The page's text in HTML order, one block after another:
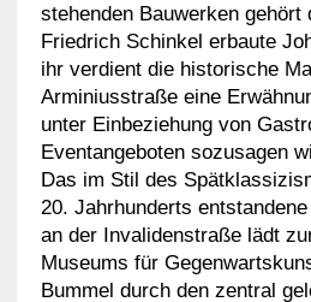
stehenden Bauwerken gehört
Friedrich Schinkel erbaute
ihr verdient die historische
Arminiusstraße eine
unter Einbeziehung von
Eventangeboten sozusagen
Das im Stil des
20. Jahrhunderts
an der Invalidenstraße lädt
Museums für
Bummel durch den zentral